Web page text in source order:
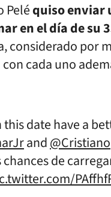
Peléquiso enviar
en el día de su
considerado por
cada uno
date have a
and@Cristiano
de